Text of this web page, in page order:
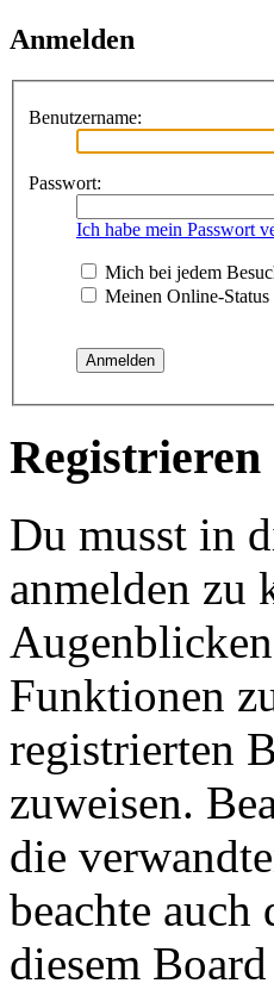
Anmelden
Benutzername:
Passwort:
Ich habe mein Passwort
Mich bei jedem
Meinen Online-
Registrieren
Du musst in
anmelden zu
Funktionen
registrierten
zuweisen.
die
beachte
diesem